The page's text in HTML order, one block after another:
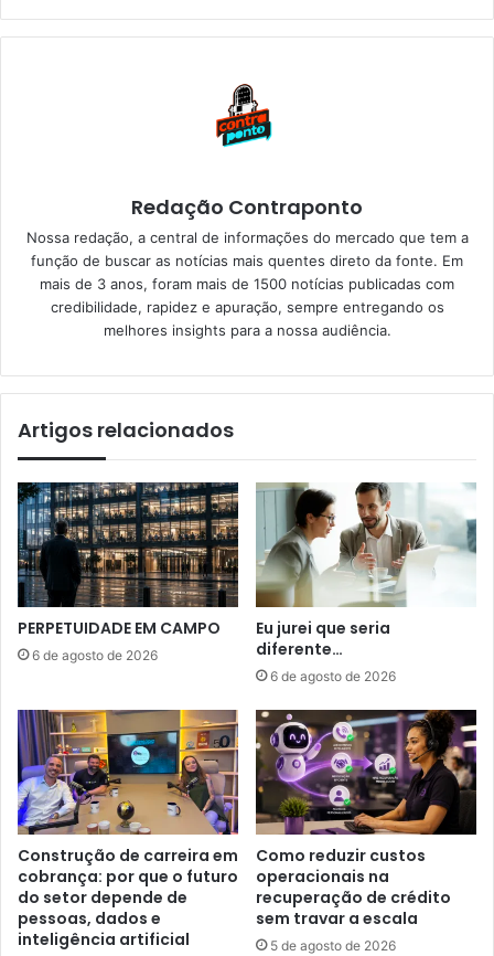
Redação Contraponto
Nossa redação, a central de informações do mercado que tem a
função de buscar as notícias mais quentes direto da fonte. Em
mais de 3 anos, foram mais de 1500 notícias publicadas com
credibilidade, rapidez e apuração, sempre entregando os
melhores insights para a nossa audiência.
Artigos relacionados
PERPETUIDADE EM CAMPO
6 de agosto de 2026
Eu jurei que seria
diferente…
6 de agosto de 2026
Construção de carreira em
cobrança: por que o futuro
do setor depende de
pessoas, dados e
inteligência artificial
Como reduzir custos
operacionais na
recuperação de crédito
sem travar a escala
5 de agosto de 2026